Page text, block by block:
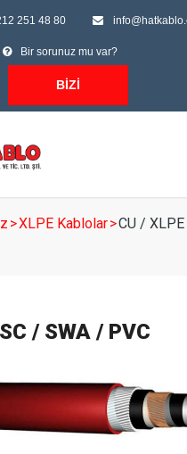
251 48 80
Bir sorunuz mu var?
BIZI
>XLPE Kablolar>CU /
/ SWA / PVC